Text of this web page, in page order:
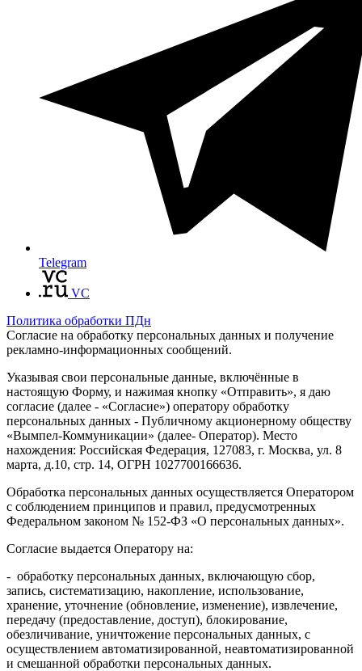
Telegram
VC
Политика обработки ПДн
Согласие на обработку персональных данных и получение
рекламно-информационных сообщений.
Указывая свои персональные данные, включённые в
настоящую Форму, и нажимая кнопку «Отправить», я даю
согласие (далее - «Согласие») оператору обработку
персональных данных - Публичному акционерному обществу
«Вымпел-Коммуникации» (далее- Оператор). Место
нахождения: Российская Федерация, 127083, г. Москва, ул. 8
марта, д.10, стр. 14, ОГРН 1027700166636.
Обработка персональных данных осуществляется Оператором
с соблюдением принципов и правил, предусмотренных
Федеральном законом № 152-ФЗ «О персональных данных».
Согласие выдается Оператору на:
- обработку персональных данных, включающую сбор,
запись, систематизацию, накопление, использование,
хранение, уточнение (обновление, изменение), извлечение,
передачу (предоставление, доступ), блокирование,
обезличивание, уничтожение персональных данных, с
осуществлением автоматизированной, неавтоматизированной
и смешанной обработки персональных данных.